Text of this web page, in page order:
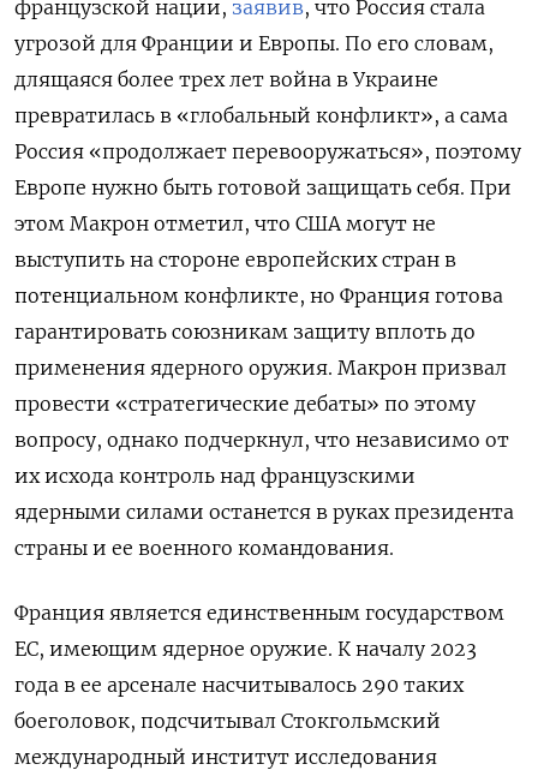
французской нации, заявив, что Россия стала
угрозой для Франции и Европы. По его словам,
длящаяся более трех лет война в Украине
превратилась в «глобальный конфликт», а сама
Россия «продолжает перевооружаться», поэтому
Европе нужно быть готовой защищать себя. При
этом Макрон отметил, что США могут не
выступить на стороне европейских стран в
потенциальном конфликте, но Франция готова
гарантировать союзникам защиту вплоть до
применения ядерного оружия. Макрон призвал
провести «стратегические дебаты» по этому
вопросу, однако подчеркнул, что независимо от
их исхода контроль над французскими
ядерными силами останется в руках президента
страны и ее военного командования.
Франция является единственным государством
ЕС, имеющим ядерное оружие. К началу 2023
года в ее арсенале насчитывалось 290 таких
боеголовок, подсчитывал Стокгольмский
международный институт исследования